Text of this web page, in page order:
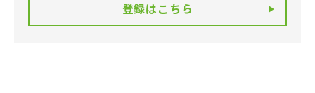
登録はこちら